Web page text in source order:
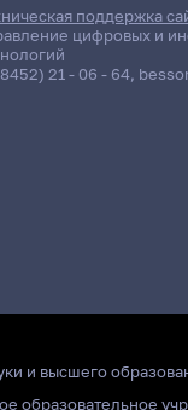
поддержка
цифровых и
21 - 06 - 64,
и высшего
образовательное